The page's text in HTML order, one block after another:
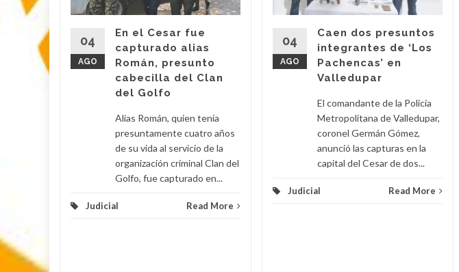
fue
04
AGO
En el Cesar fue
capturado alias
Román, presunto
cabecilla del Clan
del Golfo
Alias Román, quien tenía
presuntamente cuatro años
de su vida al servicio de la
organización criminal Clan del
Golfo, fue capturado en...
Judicial Read More
04
AGO
Caen dos presuntos
integrantes de ‘Los
Pachencas’ en
Valledupar
El comandante de la Policía
Metropolitana de Valledupar,
coronel Germán Gómez,
anunció las capturas en la
capital del Cesar de dos...
Judicial Read More